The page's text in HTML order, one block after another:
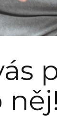
něj!